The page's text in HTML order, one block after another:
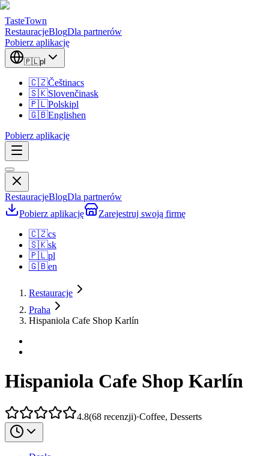
TasteTown
RestauracjeBlogDla partnerów
Pobierz aplikację
🇵🇱pl
🇨🇿Češtinacs
🇸🇰Slovenčinask
🇵🇱Polskipl
🇬🇧Englishen
Pobierz aplikację
RestauracjeBlogDla partnerów
Pobierz aplikację
Zarejestruj swoją firmę
🇨🇿cs
🇸🇰sk
🇵🇱pl
🇬🇧en
Restauracje
Praha
Hispaniola Cafe Shop Karlín
Hispaniola Cafe Shop Karlín
4.8(68 recenzji)·Coffee, Desserts